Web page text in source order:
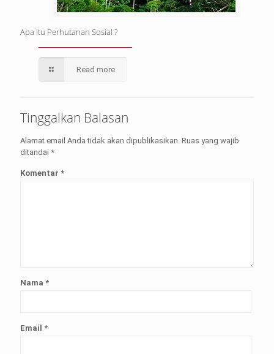
Apa itu Perhutanan Sosial ?
Read more
Tinggalkan Balasan
Alamat email Anda tidak akan dipublikasikan. Ruas yang wajib
ditandai *
Komentar *
Nama *
Email *